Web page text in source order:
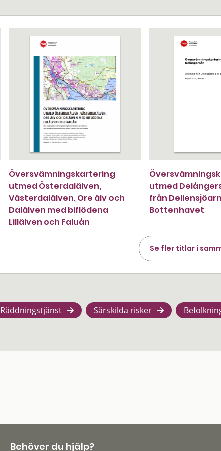
Översvämningskartering
utmed Österdalälven,
Västerdalälven, Ore älv och
Dalälven med biflödena
Lillälven och Faluån
utmed
från
Bottenhavet
Se fler titlar i
Räddningstjänst Särskilda risker
Behöver du hjälp?